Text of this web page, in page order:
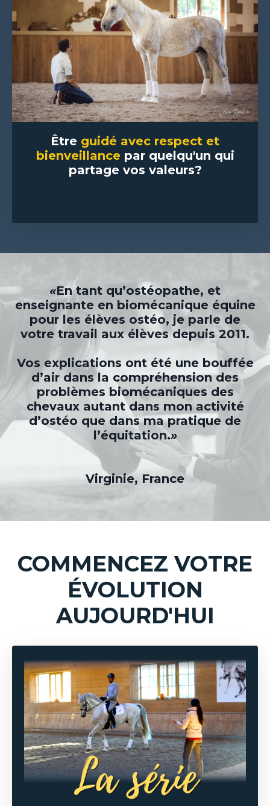
Être guidé avec respect et
bienveillance par quelqu'un qui
partage vos valeurs?
«En tant qu’ostéopathe, et
enseignante en biomécanique équine
pour les élèves ostéo, je parle de
votre travail aux élèves depuis 2011.
Vos explications ont été une bouffée
d’air dans la compréhension des
problèmes biomécaniques des
chevaux autant dans mon activité
d’ostéo que dans ma pratique de
l’équitation.»
Virginie, France
COMMENCEZ VOTRE
ÉVOLUTION
AUJOURD'HUI